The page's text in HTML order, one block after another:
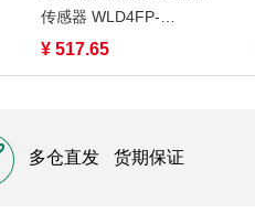
传感器 WLD4FP-
313111A0ZZZ 售卖规
¥ 517.65
多仓直发 货期保证